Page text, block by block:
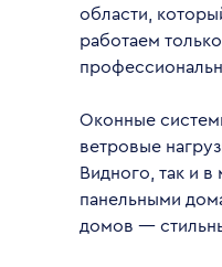
области,
работаем
Оконные
ветровые
Видного, так и
панельными
домов —